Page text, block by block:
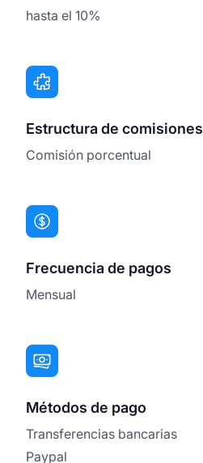
hasta el 10%
Estructura de comisiones
Comisión porcentual
Frecuencia de pagos
Mensual
Métodos de pago
Transferencias bancarias
Paypal